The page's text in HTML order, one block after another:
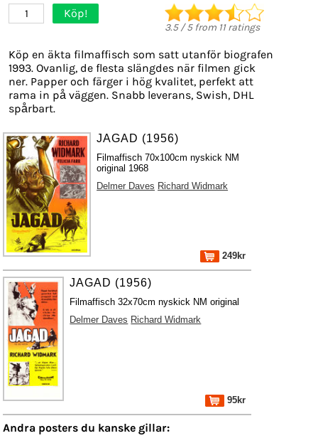
1 Köp!
3.5/5from 11ratings
Köp en äkta filmaffisch som satt utanför biografen
1993. Ovanlig, de flesta slängdes när filmen gick
ner. Papper och färger i hög kvalitet, perfekt att
rama in på väggen. Snabb leverans, Swish, DHL
spårbart.
JAGAD (1956)
Filmaffisch 70x100cm nyskick NM
original 1968
Delmer Daves Richard Widmark
249kr
JAGAD (1956)
Filmaffisch 32x70cm nyskick NM original
Delmer Daves Richard Widmark
95kr
Andra posters du kanske gillar: